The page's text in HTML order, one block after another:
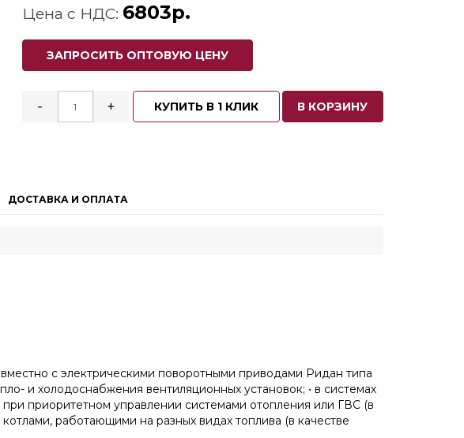
Цена с НДС: 6803р.
ЗАПРОСИТЬ ОПТОВУЮ ЦЕНУ
- + КУПИТЬ В 1 КЛИК В КОРЗИНУ
ДОСТАВКА И ОПЛАТА
с электрическими поворотными приводами Ридан типа
и холодоснабжения вентиляционных установок; • в системах
приоритетном управлении системами отопления или ГВС (в
работающими на разных видах топлива (в качестве